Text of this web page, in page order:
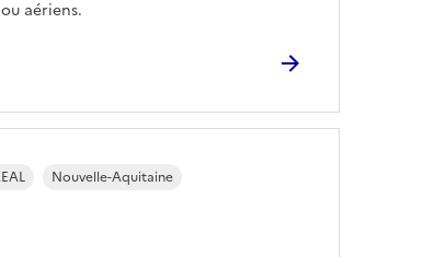
aériens.
Nouvelle-Aquitaine